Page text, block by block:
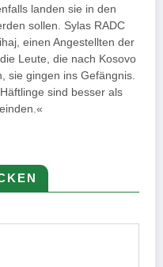
landen sie in den
sollen. Sylas RADC
einen Angestellten der
Leute, die nach Kosovo
sie gingen ins Gefängnis.
sind besser als